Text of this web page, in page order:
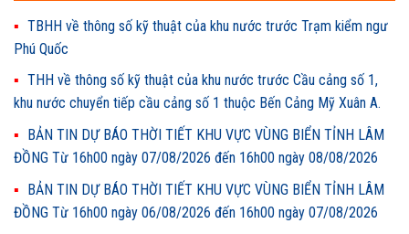
TBHH về thông số kỹ thuật của khu nước trước Trạm kiểm ngư
Phú Quốc
THH về thông số kỹ thuật của khu nước trước Cầu cảng số 1,
khu nước chuyển tiếp cầu cảng số 1 thuộc Bến Cảng Mỹ Xuân A.
BẢN TIN DỰ BÁO THỜI TIẾT KHU VỰC VÙNG BIỂN TỈNH LÂM
ĐỒNG Từ 16h00 ngày 07/08/2026 đến 16h00 ngày 08/08/2026
BẢN TIN DỰ BÁO THỜI TIẾT KHU VỰC VÙNG BIỂN TỈNH LÂM
ĐỒNG Từ 16h00 ngày 06/08/2026 đến 16h00 ngày 07/08/2026